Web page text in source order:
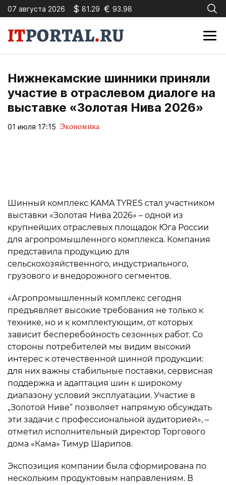
07 августа 2026 $ 81.29 € 93.98
Нижнекамские шинники приняли
участие в отраслевом диалоге на
выставке «Золотая Нива 2026»
01 июля 17:15 Экономика
Шинный комплекс KAMA TYRES стал участником
выставки «Золотая Нива 2026» – одной из
крупнейших отраслевых площадок Юга России
для агропромышленного комплекса. Компания
представила продукцию для
сельскохозяйственного, индустриального,
грузового и внедорожного сегментов.
«Агропромышленный комплекс сегодня
предъявляет высокие требования не только к
технике, но и к комплектующим, от которых
зависит бесперебойность сезонных работ. Со
стороны потребителей мы видим высокий
интерес к отечественной шинной продукции:
для них важны стабильные поставки, сервисная
поддержка и адаптация шин к широкому
диапазону условий эксплуатации. Участие в
„Золотой Ниве“ позволяет напрямую обсуждать
эти задачи с профессиональной аудиторией», –
отметил исполнительный директор Торгового
дома «Кама» Тимур Шарипов.
Экспозиция компании была сформирована по
нескольким продуктовым направлениям. В